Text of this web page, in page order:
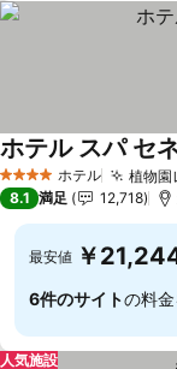
4 ホテルのランク
ホテル 植物園
ホテル スパ セ
8.1 満足 12,718
最安値 ￥
6件のサイトの料
人気施設